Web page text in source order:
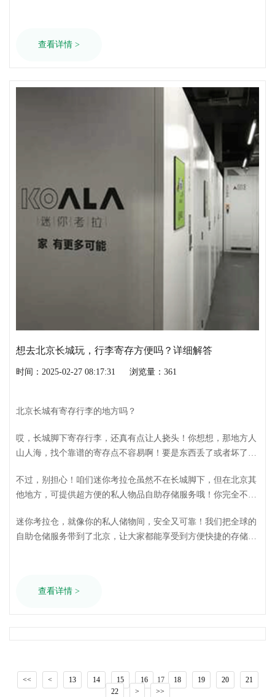
查看详情 >
想去北京长城玩，行李寄存方便吗？详细解答
时间：2025-02-27 08:17:31 浏览量：361
北京长城有寄存行李的地方吗？
哎，长城脚下寄存行李，还真有点让人挠头！你想想，那地方人
山人海，找个靠谱的寄存点不容易啊！要是东西丢了或者坏了，
不过，别担心！咱们迷你考拉仓虽然不在长城脚下，但在北京其
他地方，可提供超方便的私人物品自助存储服务哦！你完全不用
迷你考拉仓，就像你的私人储物间，安全又可靠！我们把全球的
自助仓储服务带到了北京，让大家都能享受到方便快捷的存储体
查看详情 >
<< < 13 14 15 16 17 18 19 20
21
22
> >>